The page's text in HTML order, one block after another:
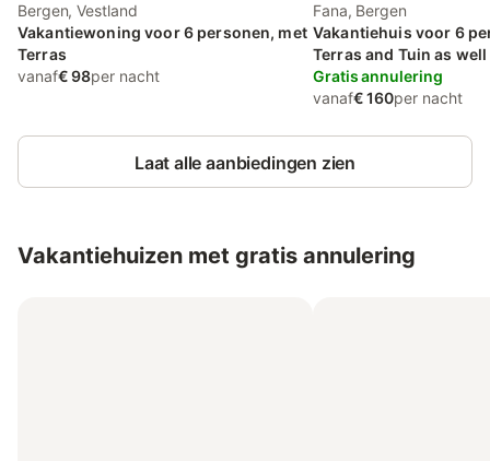
Bergen, Vestland
Vakantiewoning voor 6 personen, met
Terras
vanaf€ 98per nacht
Fana, Bergen
Vakantiehuis voor 6
Terras and Tuin as
Gratis annulering
vanaf€ 160per nacht
Laat alle aanbiedingen zien
Vakantiehuizen met gratis annulering